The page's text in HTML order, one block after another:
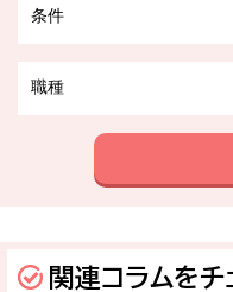
関連コラムをチ